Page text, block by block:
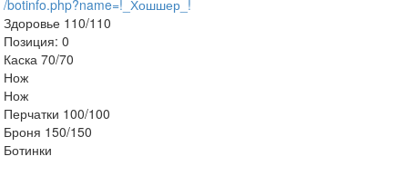
/botinfo.php?name=!_Хошшер_!
Здоровье 110/110
Позиция: 0
Каска 70/70
Нож
Нож
Перчатки 100/100
Броня 150/150
Ботинки